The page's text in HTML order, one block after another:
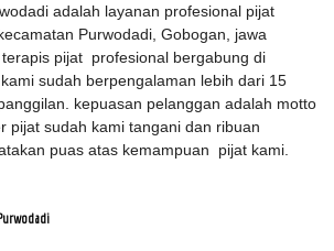
adalah layanan profesional pijat
Purwodadi, Gobogan, jawa
pijat profesional bergabung di
sudah berpengalaman lebih dari 15
kepuasan pelanggan adalah motto
pijat sudah kami tangani dan ribuan
puas atas kemampuan pijat kami.